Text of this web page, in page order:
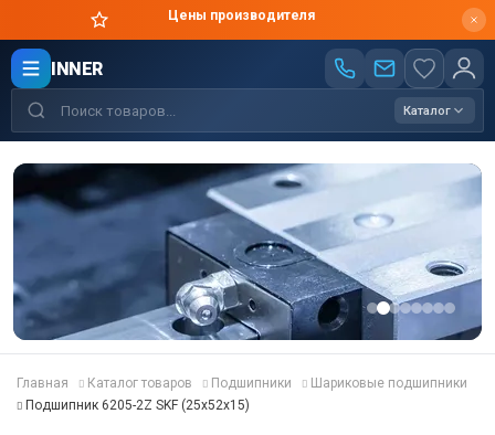
Цены производителя
INNER
Каталог
Главная Каталог товаров Подшипники
Шариковые подшипники
Подшипник 6205-2Z SKF (25x52x15)